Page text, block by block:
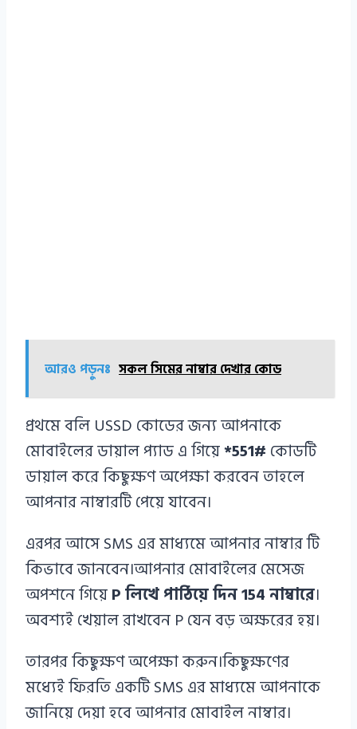
আরও পড়ুনঃ সকল সিমের নাম্বার দেখার কোড
প্রথমে বলি USSD কোডের জন্য আপনাকে
মোবাইলের ডায়াল প্যাড এ গিয়ে*551# কোডটি
ডায়াল করে কিছুক্ষণ অপেক্ষা করবেন তাহলে
আপনার নাম্বারটি পেয়ে যাবেন।
এরপর আসে SMS এর মাধ্যমে আপনার নাম্বার টি
কিভাবে জানবেন।আপনার মোবাইলের মেসেজ
অপশনে গিয়েP লিখে পাঠিয়ে দিন 154 নাম্বারে।
অবশ্যই খেয়াল রাখবেন P যেন বড় অক্ষরের হয়।
তারপর কিছুক্ষণ অপেক্ষা করুন।কিছুক্ষণের
মধ্যেই ফিরতি একটি SMS এর মাধ্যমে আপনাকে
জানিয়ে দেয়া হবে আপনার মোবাইল নাম্বার।